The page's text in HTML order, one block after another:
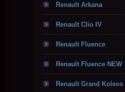
Renault Arkana
Renault Clio IV
Renault Fluence
Renault Fluence NEW
Renault Grand Koleos